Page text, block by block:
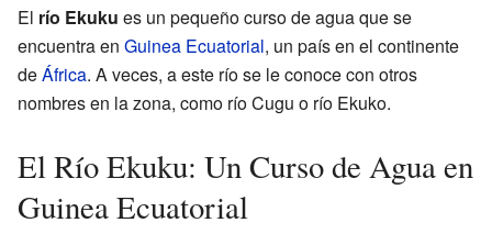
El río Ekuku es un pequeño curso de agua que se
encuentra en Guinea Ecuatorial, un país en el continente
deÁfrica. A veces, a este río se le conoce con otros
nombres en la zona, como río Cugu o río Ekuko.
El Río Ekuku: Un Curso de Agua en
Guinea Ecuatorial